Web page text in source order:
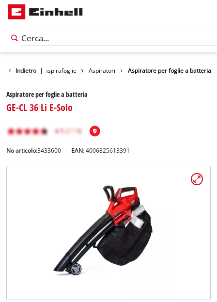
Indietro |
Soffiatori / aspirafoglie Aspiratori Aspiratore per foglie a batteria
Aspiratore per foglie a batteria
GE-CL 36 Li E-Solo
No articolo:3433600 EAN:4006825613391